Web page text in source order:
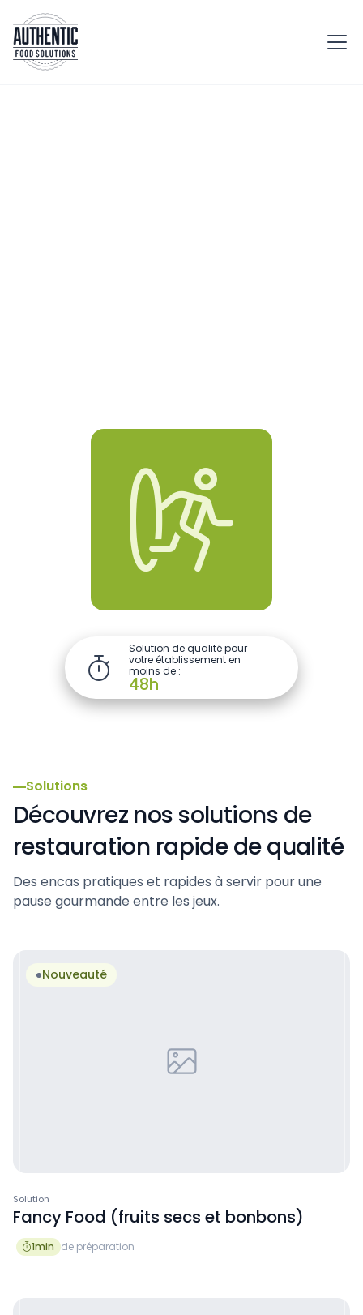


Solution de qualité pour
votre établissement en
moins de :
48h
Piscine
Centre sportif
Solutions
Découvrez nos solutions de
restauration rapide de qualité
Des encas pratiques et rapides à servir pour une
pause gourmande entre les jeux.
Nouveauté
Solution
Fancy Food (fruits secs et bonbons)
1min de préparation